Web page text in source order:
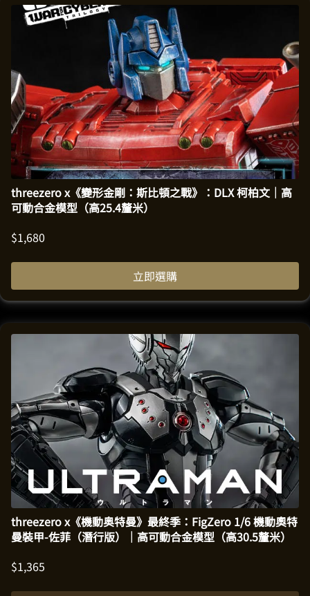
threezero x《變形金剛：斯比頓之戰》：DLX 柯柏文｜高
可動合金模型（高25.4釐米）
$1,680
立即選購
threezero x《機動奥特曼》最終季：FigZero 1/6 機動奧特
曼裝甲-佐菲（潛行版）｜高可動合金模型（高30.5釐米）
$1,365